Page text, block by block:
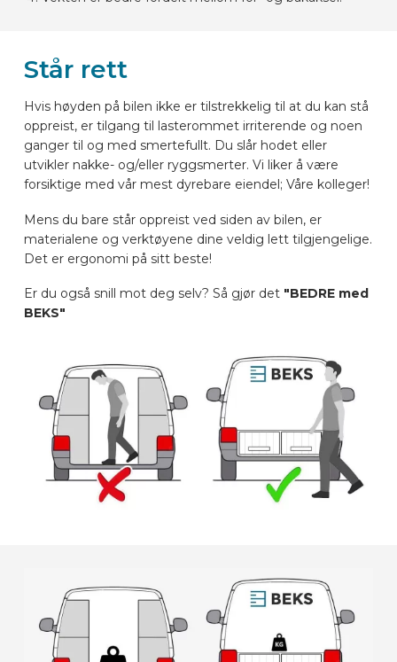
Står rett
Hvis høyden på bilen ikke er tilstrekkelig til at du kan stå
oppreist, er tilgang til lasterommet irriterende og noen
ganger til og med smertefullt. Du slår hodet eller
utvikler nakke- og/eller ryggsmerter. Vi liker å være
forsiktige med vår mest dyrebare eiendel; Våre kolleger!
Mens du bare står oppreist ved siden av bilen, er
materialene og verktøyene dine veldig lett tilgjengelige.
Det er ergonomi på sitt beste!
Er du også snill mot deg selv? Så gjør det "BEDRE med
BEKS"